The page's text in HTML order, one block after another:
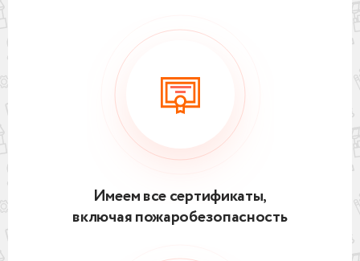
Имеем все сертификаты,
включая пожаробезопасность